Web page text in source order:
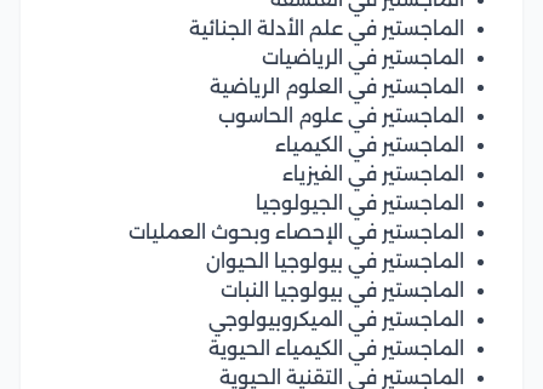
الماجستير في علم الأدلة الجنائية
الماجستير في الرياضيات
الماجستير في العلوم الرياضية
الماجستير في علوم الحاسوب
الماجستير في الكيمياء
الماجستير في الفيزياء
الماجستير في الجيولوجيا
الماجستير في الإحصاء وبحوث العمليات
الماجستير في بيولوجيا الحيوان
الماجستير في بيولوجيا النبات
الماجستير في الميكروبيولوجي
الماجستير في الكيمياء الحيوية
الماجستير في التقنية الحيوية